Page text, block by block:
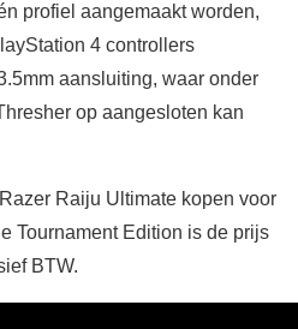
profiel aangemaakt worden,
4 controllers
aansluiting, waar onder
op aangesloten kan
Raiju Ultimate kopen voor
Tournament Edition is de prijs
BTW.